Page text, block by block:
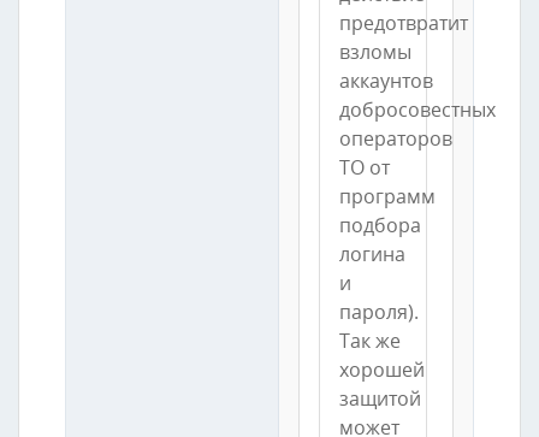
предотвратит
взломы
аккаунтов
добросовестных
операторов
ТО от
программ
подбора
логина
и
пароля).
Так же
хорошей
защитой
может